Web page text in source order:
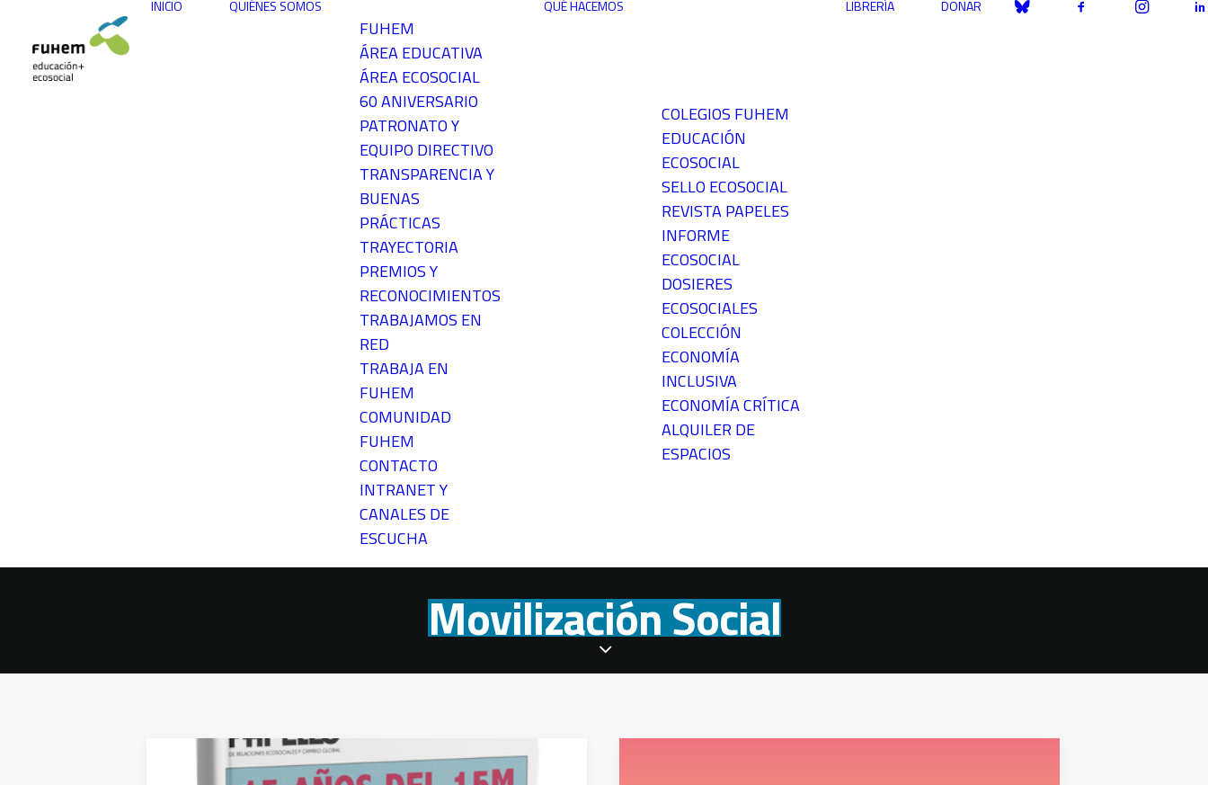
INICIO QUIÉNES SOMOS
FUHEM
ÁREA EDUCATIVA
ÁREA ECOSOCIAL
60 ANIVERSARIO
PATRONATO Y
EQUIPO DIRECTIVO
TRANSPARENCIA Y
BUENAS
PRÁCTICAS
TRAYECTORIA
PREMIOS Y
RECONOCIMIENTOS
TRABAJAMOS EN
RED
TRABAJA EN
FUHEM
COMUNIDAD
FUHEM
CONTACTO
INTRANET Y
CANALES DE
ESCUCHA
QUÉ HACEMOS
COLEGIOS FUHEM
EDUCACIÓN
ECOSOCIAL
SELLO ECOSOCIAL
REVISTA PAPELES
INFORME
ECOSOCIAL
DOSIERES
ECOSOCIALES
COLECCIÓN
ECONOMÍA
INCLUSIVA
ECONOMÍA CRÍTICA
ALQUILER DE
ESPACIOS
LIBRERÍA DONAR
Movilización Social